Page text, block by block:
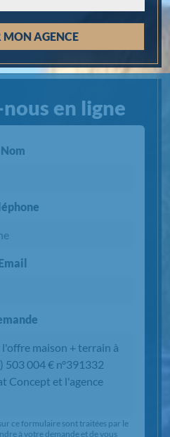
Chargement...
MON AGENCE
en ligne
Nom
ce formulaire sont traitées par le
à votre demande et de vous